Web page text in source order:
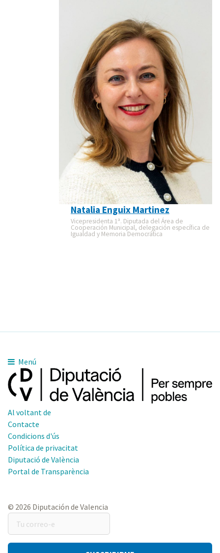
Natalia Enguix Martinez
Vicepresidenta 1ª. Diputada del Área de
Cooperación Municipal, delegación específica de
Igualdad y Memoria Democrática
Menú
Al voltant de
Contacte
Condicions d'ús
Política de privacitat
Diputació de València
Portal de Transparència
© 2026 Diputación de Valencia
correo-
e